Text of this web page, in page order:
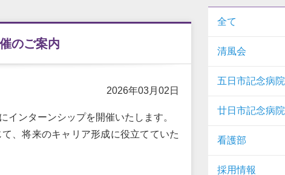
のご案内
2026年03月02日
インターンシップを開催いたします。
、将来のキャリア形成に役立てていた
全て
清風会
五日市記念病院
廿日市記念病院
看護部
採用情報